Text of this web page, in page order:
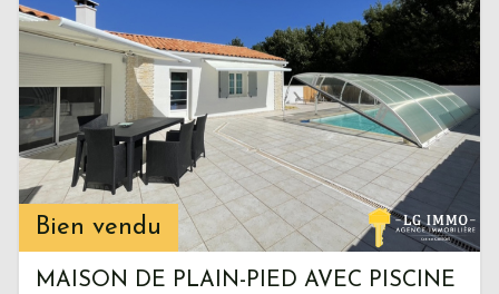
Bien vendu
MAISON DE PLAIN-PIED AVEC PISCINE